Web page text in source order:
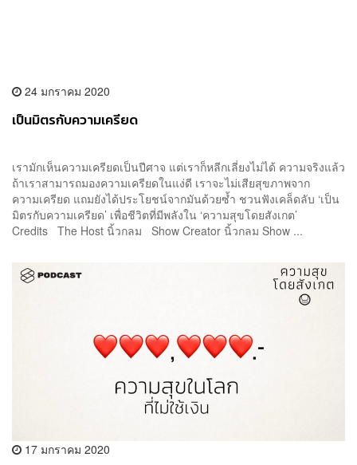
24 มกราคม 2020
เป็นมิตรกับความเครียด
เรามักเห็นความเครียดเป็นปีศาจ แต่เราก็หลีกเลี่ยงไม่ได้ ความจริงแล้ว
ถ้าเราสามารถมองความเครียดในแง่ดี เราจะไม่เสียสุขภาพจาก
ความเครียด แถมยังได้ประโยชน์จากมันด้วยซ้ำ ชวนฟังเคล็ดลับ ‘เป็น
มิตรกับความเครียด’ เพื่อชีวิตที่มีพลังใน ‘ความสุขโดยสังเกต’
Credits The Host นิ้วกลม Show Creator นิ้วกลม Show ...
17 มกราคม 2020